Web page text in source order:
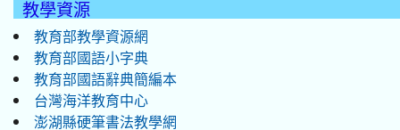
教學資源
教育部教學資源網
教育部國語小字典
教育部國語辭典簡編本
台灣海洋教育中心
澎湖縣硬筆書法教學網